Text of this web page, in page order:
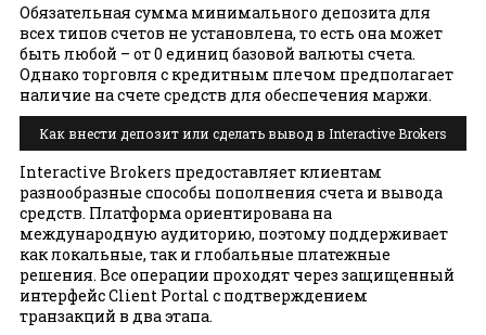
Обязательная сумма минимального депозита для
всех типов счетов не установлена, то есть она может
быть любой – от 0 единиц базовой валюты счета.
Однако торговля с кредитным плечом предполагает
наличие на счете средств для обеспечения маржи.
Как внести депозит или сделать вывод в Interactive Brokers
Interactive Brokers предоставляет клиентам
разнообразные способы пополнения счета и вывода
средств. Платформа ориентирована на
международную аудиторию, поэтому поддерживает
как локальные, так и глобальные платежные
решения. Все операции проходят через защищенный
интерфейс Client Portal с подтверждением
транзакций в два этапа.